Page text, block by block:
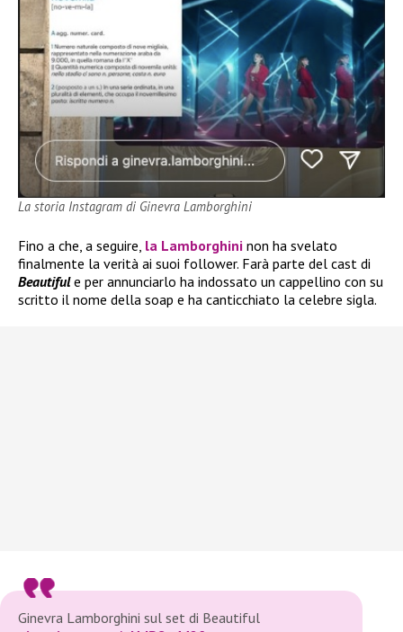
La storia Instagram di Ginevra Lamborghini
Fino a che, a seguire, la Lamborghini non ha svelato
finalmente la verità ai suoi follower. Farà parte del cast di
Beautifule per annunciarlo ha indossato un cappellino con su
scritto il nome della soap e ha canticchiato la celebre sigla.
Ginevra Lamborghini sul set di Beautiful